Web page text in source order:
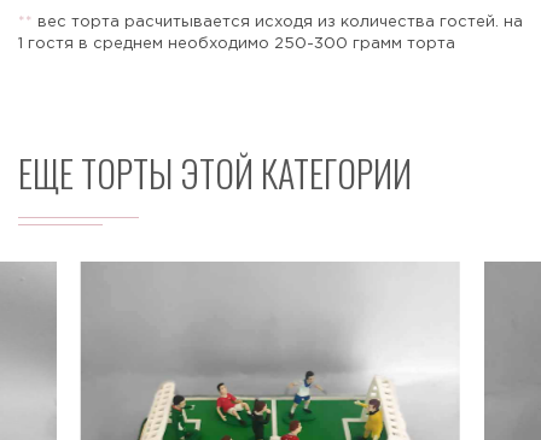
* *
вес торта расчитывается исходя из количества гостей. на
1 гостя в среднем необходимо 250-300 грамм торта
ЕЩЕ ТОРТЫ ЭТОЙ КАТЕГОРИИ
Отправить